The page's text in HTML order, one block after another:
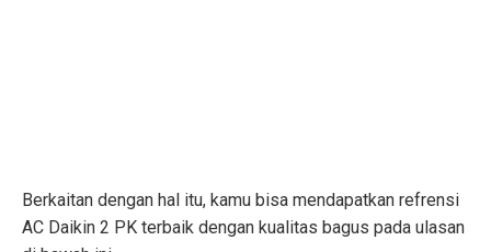
Berkaitan dengan hal itu, kamu bisa mendapatkan refrensi
AC Daikin 2 PK terbaik dengan kualitas bagus pada ulasan